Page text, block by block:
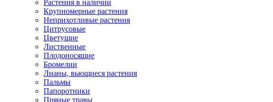
Растения в наличии
Крупномерные растения
Неприхотливые растения
Цитрусовые
Цветущие
Лиственные
Плодоносящие
Бромелии
Лианы, вьющиеся растения
Пальмы
Папоротники
Пряные травы